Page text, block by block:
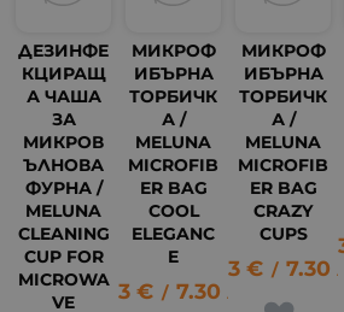
ДЕЗИНФЕ
КЦИРАЩ
А ЧАША
ЗА
МИКРОВ
ЪЛНОВА
ФУРНА /
MELUNA
CLEANING
CUP FOR
MICROWA
VE
МИКРОФ
ИБЪРНА
ТОРБИЧК
А /
MELUNA
MICROFIB
ER BAG
COOL
ELEGANC
E
3.73 € / 7.30 лв.
МИКРОФ
ИБЪРНА
ТОРБИЧК
А /
MELUNA
MICROFIB
ER BAG
CRAZY
CUPS
3.73 € / 7.30